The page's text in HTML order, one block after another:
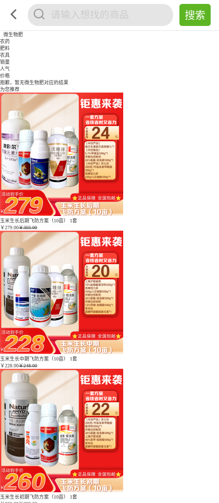
微生物肥
农药
肥料
农具
销量
人气
价格
抱歉，暂无微生物肥对应的结果
为您推荐
玉米生长后期飞防方案（10亩） 1套
￥279.00￥303.00
玉米生长中期飞防方案（10亩） 1套
￥228.00￥248.00
玉米生长初期飞防方案（10亩） 1套